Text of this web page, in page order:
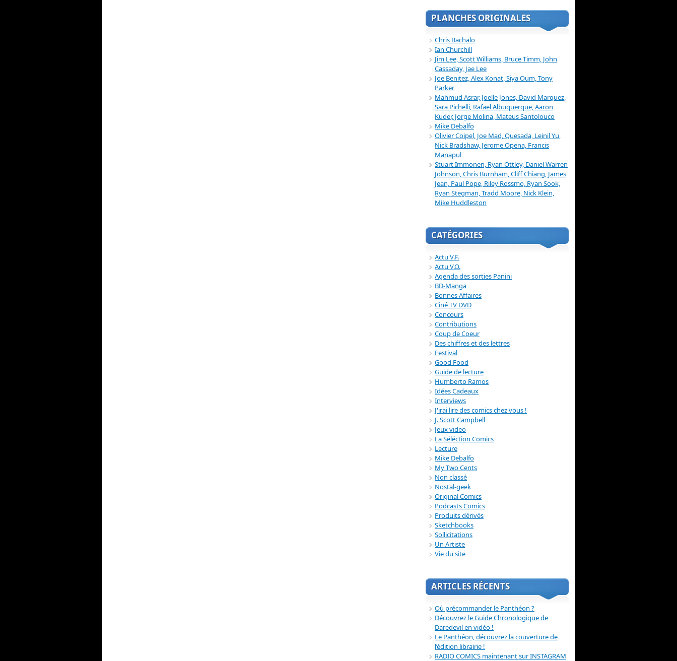
PLANCHES ORIGINALES
Chris Bachalo
Ian Churchill
Jim Lee, Scott Williams, Bruce Timm, John
Cassaday, Jae Lee
Joe Benitez, Alex Konat, Siya Oum, Tony
Parker
Mahmud Asrar, Joelle Jones, David Marquez,
Sara Pichelli, Rafael Albuquerque, Aaron
Kuder, Jorge Molina, Mateus Santolouco
Mike Debalfo
Olivier Coipel, Joe Mad, Quesada, Leinil Yu,
Nick Bradshaw, Jerome Opena, Francis
Manapul
Stuart Immonen, Ryan Ottley, Daniel Warren
Johnson, Chris Burnham, Cliff Chiang, James
Jean, Paul Pope, Riley Rossmo, Ryan Sook,
Ryan Stegman, Tradd Moore, Nick Klein,
Mike Huddleston
CATÉGORIES
Actu V.F.
Actu V.O.
Agenda des sorties Panini
BD-Manga
Bonnes Affaires
Ciné TV DVD
Concours
Contributions
Coup de Coeur
Des chiffres et des lettres
Festival
Good Food
Guide de lecture
Humberto Ramos
Idées Cadeaux
Interviews
J'irai lire des comics chez vous !
J. Scott Campbell
Jeux video
La Séléction Comics
Lecture
Mike Debalfo
My Two Cents
Non classé
Nostal-geek
Original Comics
Podcasts Comics
Produits dérivés
Sketchbooks
Sollicitations
Un Artiste
Vie du site
ARTICLES RÉCENTS
Où précommander le Panthéon ?
Découvrez le Guide Chronologique de
Daredevil en vidéo !
Le Panthéon, découvrez la couverture de
l’édition librairie !
RADIO COMICS maintenant sur INSTAGRAM